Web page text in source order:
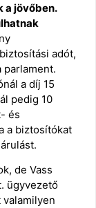
a jövőben.
adót,
a díj 15
pedig 10
és
a biztosítókat
de Vass
ügyvezető
valamilyen